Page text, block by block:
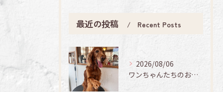
最近の投稿 Recent Posts
2026/08/06
ワンちゃんたちのお手入れ日記🐶✨